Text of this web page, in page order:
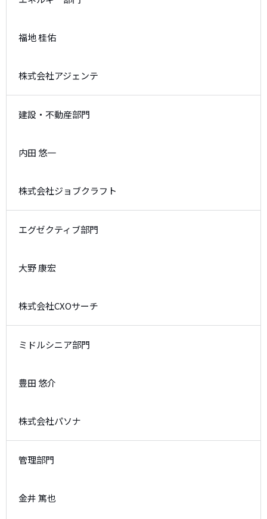
福地 桂佑
株式会社アジェンテ
建設・不動産部門
内田 悠一
株式会社ジョブクラフト
エグゼクティブ部門
大野 康宏
株式会社CXOサーチ
ミドルシニア部門
豊田 悠介
株式会社パソナ
管理部門
金井 篤也